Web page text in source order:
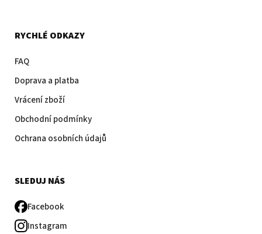
RYCHLÉ ODKAZY
FAQ
Doprava a platba
Vrácení zboží
Obchodní podmínky
Ochrana osobních údajů
SLEDUJ NÁS
Facebook
Instagram